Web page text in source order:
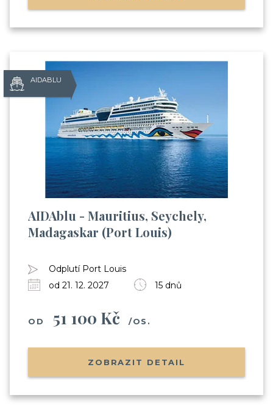
AIDABLU
AIDAblu - Mauritius, Seychely,
Madagaskar (Port Louis)
Odplutí Port Louis
od 21. 12. 2027
15 dnů
OD 51 100 Kč /OS.
ZOBRAZIT DETAIL